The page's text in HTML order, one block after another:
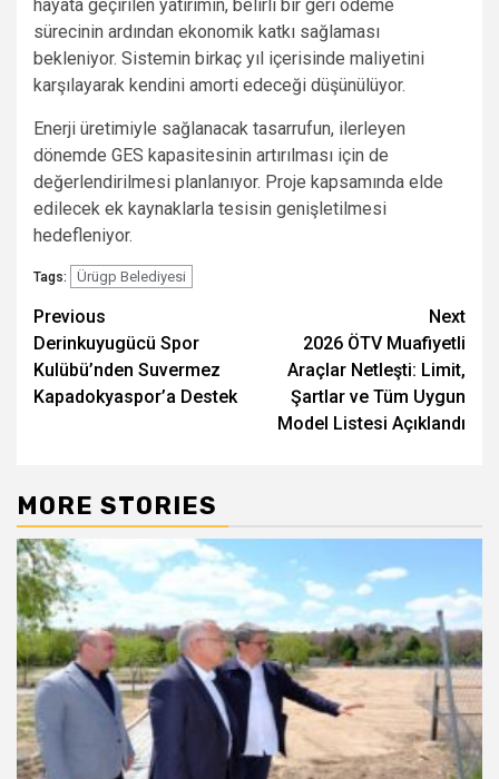
hayata geçirilen yatırımın, belirli bir geri ödeme
sürecinin ardından ekonomik katkı sağlaması
bekleniyor. Sistemin birkaç yıl içerisinde maliyetini
karşılayarak kendini amorti edeceği düşünülüyor.
Enerji üretimiyle sağlanacak tasarrufun, ilerleyen
dönemde GES kapasitesinin artırılması için de
değerlendirilmesi planlanıyor. Proje kapsamında elde
edilecek ek kaynaklarla tesisin genişletilmesi
hedefleniyor.
Tags: Ürügp Belediyesi
Post
navigation
Previous
Derinkuyugücü Spor
Kulübü’nden Suvermez
Kapadokyaspor’a Destek
Next
2026 ÖTV Muafiyetli
Araçlar Netleşti: Limit,
Şartlar ve Tüm Uygun
Model Listesi Açıklandı
MORE STORIES